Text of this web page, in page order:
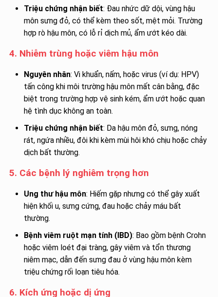
Triệu chứng nhận biết: Đau nhức dữ dội, vùng hậu
môn sưng đỏ, có thể kèm theo sốt, mệt mỏi. Trường
hợp rò hậu môn, có lỗ rỉ dịch mủ, ẩm ướt kéo dài.
4. Nhiễm trùng hoặc viêm hậu môn
Nguyên nhân: Vi khuẩn, nấm, hoặc virus (ví dụ: HPV)
tấn công khi môi trường hậu môn mất cân bằng, đặc
biệt trong trường hợp vệ sinh kém, ẩm ướt hoặc quan
hệ tình dục không an toàn.
Triệu chứng nhận biết: Da hậu môn đỏ, sưng, nóng
rát, ngứa nhiều, đôi khi kèm mùi hôi khó chịu hoặc chảy
dịch bất thường.
5. Các bệnh lý nghiêm trọng hơn
Ung thư hậu môn: Hiếm gặp nhưng có thể gây xuất
hiện khối u, sưng cứng, đau hoặc chảy máu bất
thường.
Bệnh viêm ruột mạn tính (IBD): Bao gồm bệnh Crohn
hoặc viêm loét đại tràng, gây viêm và tổn thương
niêm mạc, dẫn đến sưng đau ở vùng hậu môn kèm
triệu chứng rối loạn tiêu hóa.
6. Kích ứng hoặc dị ứng